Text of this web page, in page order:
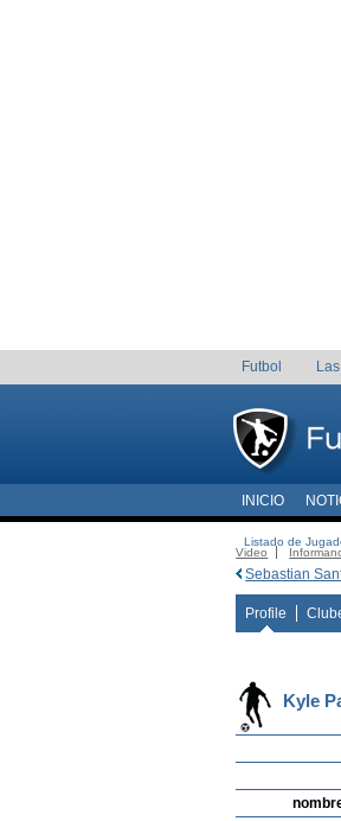
Futbol
INICIO
Listado de
Video
Sebastian
Profile
Kyle